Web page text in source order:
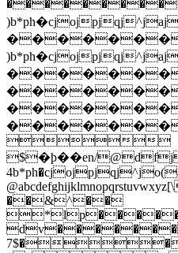

$�ϸ��en/